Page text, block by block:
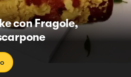
con Fragole,